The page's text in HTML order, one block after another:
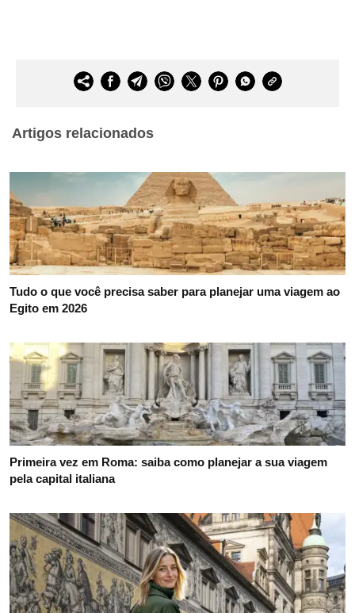
Artigos relacionados
Tudo o que você precisa saber para planejar uma viagem ao
Egito em 2026
Primeira vez em Roma: saiba como planejar a sua viagem
pela capital italiana